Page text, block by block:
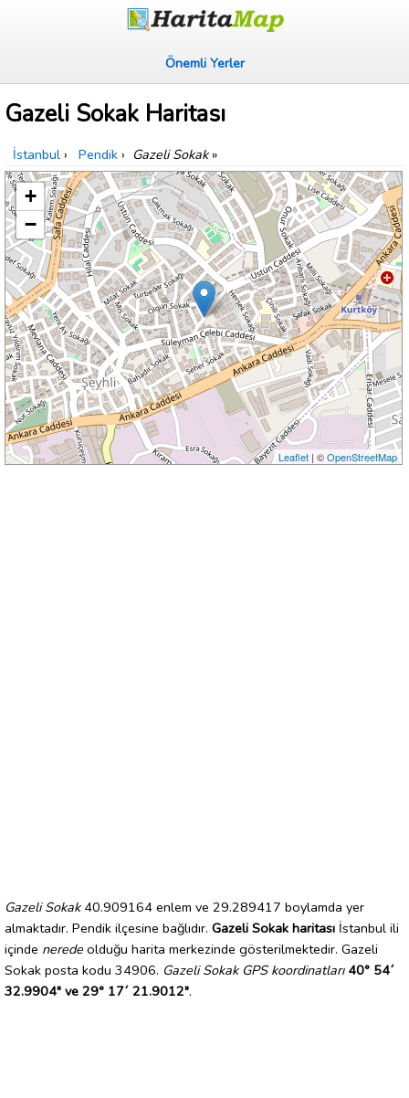
Önemli Yerler
Gazeli Sokak Haritası
İstanbul › Pendik › Gazeli Sokak»
+
−
Leaflet| ©OpenStreetMap
Gazeli Sokak40.909164 enlem ve 29.289417 boylamda yer
almaktadır. Pendik ilçesine bağlıdır. Gazeli Sokak haritası İstanbul ili
içinde nerede olduğu harita merkezinde gösterilmektedir. Gazeli
Sokak posta kodu 34906. Gazeli Sokak GPS koordinatları 40° 54´
32.9904" ve 29° 17´ 21.9012".